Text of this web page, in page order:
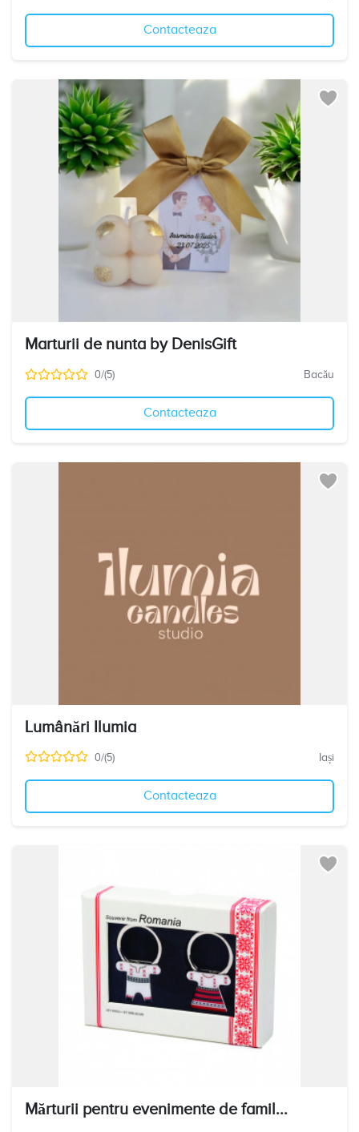
Contacteaza
Marturii de nunta by DenisGift
0/(5) Bacău
Contacteaza
Lumânări Ilumia
0/(5) Iași
Contacteaza
Mărturii pentru evenimente de famil...